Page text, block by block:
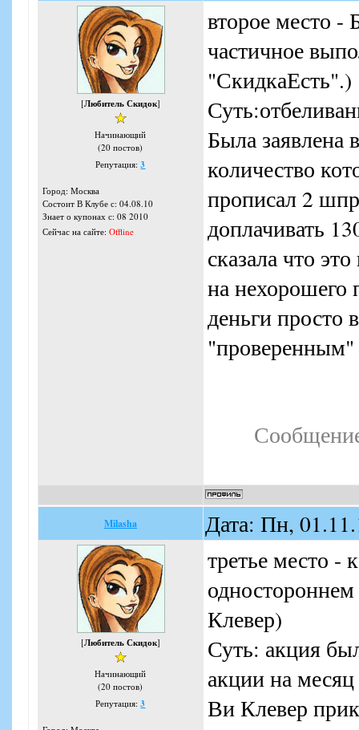
[Любитель Скидок]
Начинающий
(20 постов)
Репутация:3
Город: Москва
Состоит В Клубе с: 04.08.10
Знает о купонах с: 08 2010
Сейчас на сайте: Offline
второе место
частичное
"СкидкаЕсть".)
Была
количество
прописал 2
доплачивать
сказала что
на нехорошего
деньги просто
"проверенным"
Milasha Дата: Пн,
[Любитель Скидок]
Начинающий
(20 постов)
Репутация:3
третье место -
Клевер)
Суть: акция
акции на
Ви Клевер